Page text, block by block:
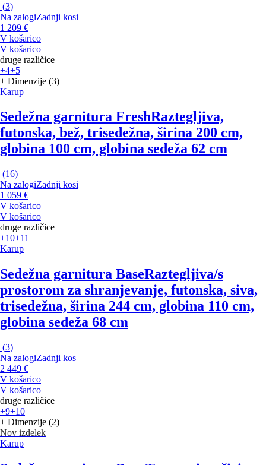
(3)
Na zalogiZadnji kosi
1 209 €
V košarico
V košarico
druge različice
+4+5
+ Dimenzije (3)
Karup
Sedežna garnitura FreshRaztegljiva,
futonska, bež, trisedežna, širina 200 cm,
globina 100 cm, globina sedeža 62 cm
(16)
Na zalogiZadnji kosi
1 059 €
V košarico
V košarico
druge različice
+10+11
Karup
Sedežna garnitura BaseRaztegljiva/s
prostorom za shranjevanje, futonska, siva,
trisedežna, širina 244 cm, globina 110 cm,
globina sedeža 68 cm
(3)
Na zalogiZadnji kos
2 449 €
V košarico
V košarico
druge različice
+9+10
+ Dimenzije (2)
Nov izdelek
Karup